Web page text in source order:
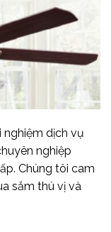
nghiệm dịch vụ
nghiệp
Chúng tôi cam
sắm thú vị và